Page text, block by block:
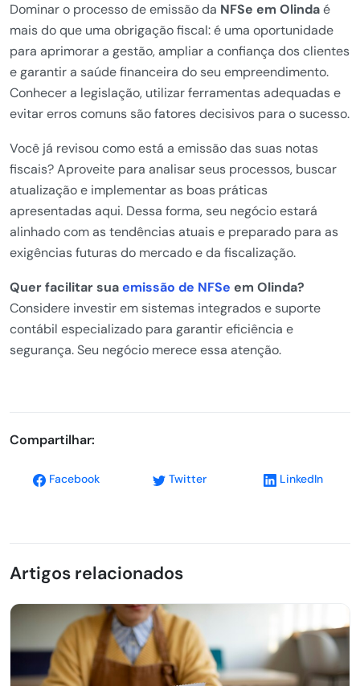
Dominar o processo de emissão da NFSe em Olindaé
mais do que uma obrigação fiscal: é uma oportunidade
para aprimorar a gestão, ampliar a confiança dos clientes
e garantir a saúde financeira do seu empreendimento.
Conhecer a legislação, utilizar ferramentas adequadas e
evitar erros comuns são fatores decisivos para o sucesso.
Você já revisou como está a emissão das suas notas
fiscais? Aproveite para analisar seus processos, buscar
atualização e implementar as boas práticas
apresentadas aqui. Dessa forma, seu negócio estará
alinhado com as tendências atuais e preparado para as
exigências futuras do mercado e da fiscalização.
Quer facilitar suaemissão de NFSe em Olinda?
Considere investir em sistemas integrados e suporte
contábil especializado para garantir eficiência e
segurança. Seu negócio merece essa atenção.
Compartilhar:
Facebook Twitter LinkedIn
Artigos relacionados